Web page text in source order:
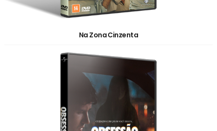
Na Zona Cinzenta